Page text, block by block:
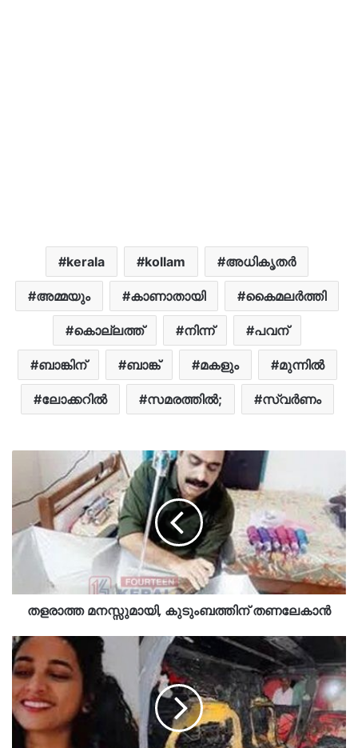
kerala kollam അധികൃതർ
അമ്മയും കാണാതായി കൈമലർത്തി
കൊല്ലത്ത് നിന്ന് പവന്
ബാങ്കിന് ബാങ്ക് മകളും മുന്നിൽ
ലോക്കറിൽ സമരത്തിൽ; സ്വർണം
തളരാത്ത മനസ്സുമായി, കുടുംബത്തിന് തണലേകാൻ